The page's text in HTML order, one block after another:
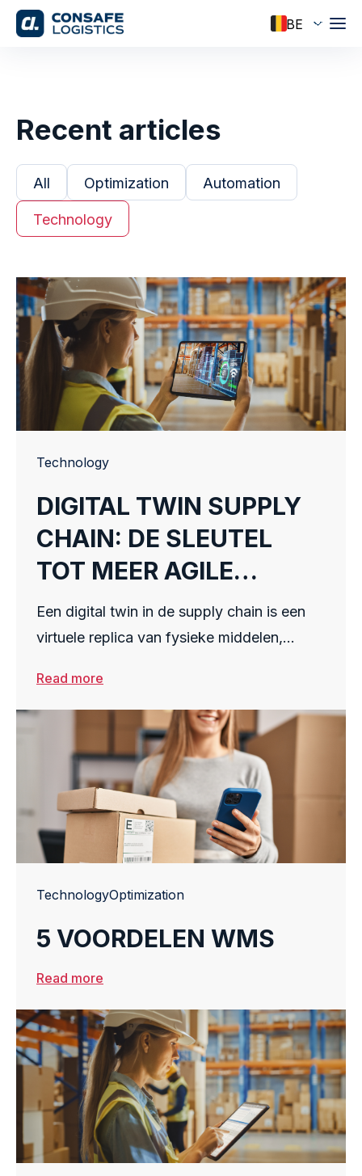
Recent articles
All Optimization Automation
Technology
Technology
DIGITAL TWIN SUPPLY
CHAIN: DE SLEUTEL
TOT MEER AGILE
OPERATIES
Een digital twin in de supply chain is een
virtuele replica van fysieke middelen,
gebruikt om operaties te spiegelen en te
optimaliseren. Het stelt bedrijven in staat
om supply chain-strategieën te...
Read more
TechnologyOptimization
5 VOORDELEN WMS
Read more